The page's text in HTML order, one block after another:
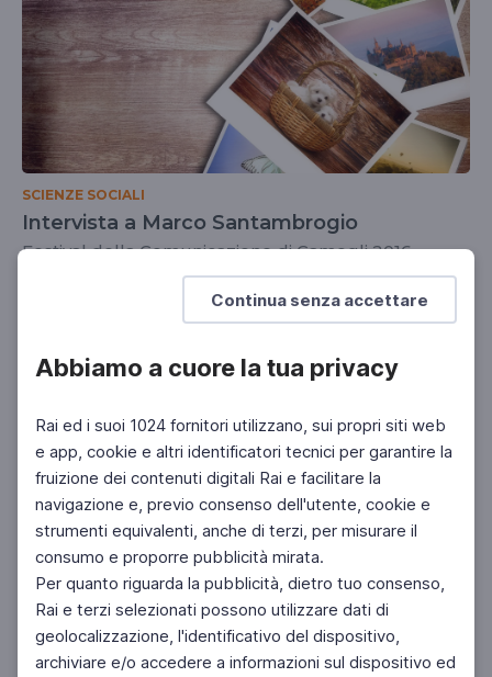
Continua senza accettare
Abbiamo a cuore la tua privacy
Rai ed i suoi 1024 fornitori utilizzano, sui propri siti web
e app, cookie e altri identificatori tecnici per garantire la
fruizione dei contenuti digitali Rai e facilitare la
navigazione e, previo consenso dell'utente, cookie e
strumenti equivalenti, anche di terzi, per misurare il
consumo e proporre pubblicità mirata.
Per quanto riguarda la pubblicità, dietro tuo consenso,
Rai e terzi selezionati possono utilizzare dati di
geolocalizzazione, l'identificativo del dispositivo,
archiviare e/o accedere a informazioni sul dispositivo ed
SCIENZE SOCIALI
Intervista a Marco Santambrogio
Festival della Comunicazione di Camogli 2016